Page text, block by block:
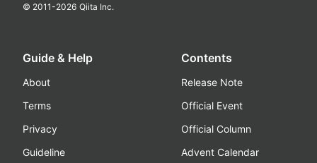
© 2011-2026 Qiita Inc.
Guide & Help
About
Terms
Privacy
Guideline
Contents
Release Note
Official Event
Official Column
Advent Calendar